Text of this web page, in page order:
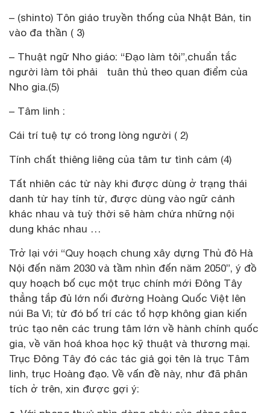
– (shinto) Tôn giáo truyền thống của Nhật Bản, tin
vào đa thần ( 3)
– Thuật ngữ Nho giáo: “Đạo làm tôi”,chuẩn tắc
người làm tôi phải tuân thủ theo quan điểm của
Nho gia.(5)
– Tâm linh :
Cái trí tuệ tự có trong lòng người ( 2)
Tính chất thiêng liêng của tâm tư tình cảm (4)
Tất nhiên các từ này khi được dùng ở trạng thái
danh từ hay tính từ, được dùng vào ngữ cảnh
khác nhau và tuỳ thời sẽ hàm chứa những nội
dung khác nhau …
Trở lại với “Quy hoạch chung xây dựng Thủ đô Hà
Nội đến năm 2030 và tầm nhìn đến năm 2050”, ý đồ
quy hoạch bố cục một trục chính mới Đông Tây
thẳng tắp đủ lớn nối đường Hoàng Quốc Việt lên
núi Ba Vì; từ đó bố trí các tổ hợp không gian kiến
trúc tạo nên các trung tâm lớn về hành chính quốc
gia, về văn hoá khoa học kỹ thuật và thương mại.
Trục Đông Tây đó các tác giả gọi tên là trục Tâm
linh, trục Hoàng đạo. Về vấn đề này, như đã phân
tích ở trên, xin được gợi ý: